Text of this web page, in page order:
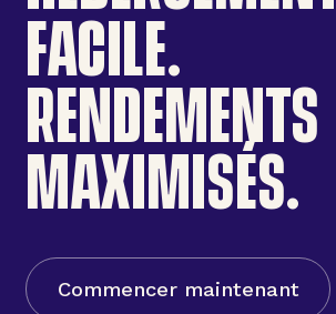
FACILE.
RENDEMENTS
MAXIMISÉS.
Commencer maintenant